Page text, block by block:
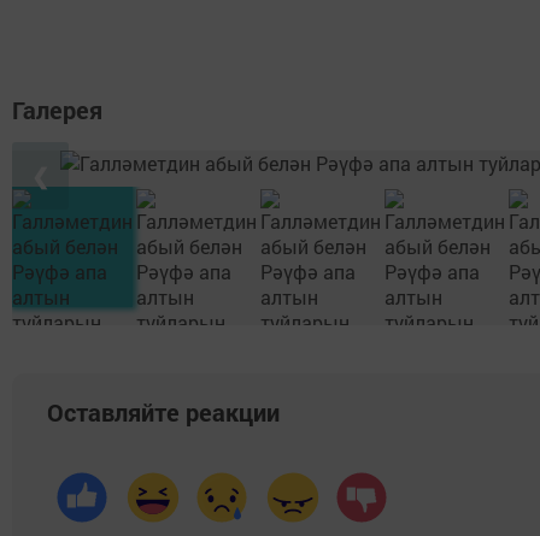
Галерея
Оставляйте реакции